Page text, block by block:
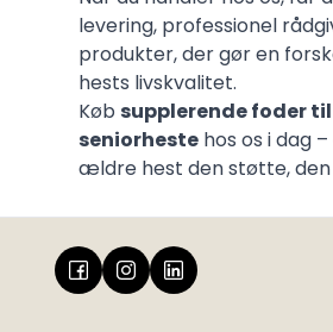
levering, professionel
produkter, der gør en
hests livskvalitet.
Køb supplerende foder til
seniorheste hos os i dag
ældre hest den støtte,